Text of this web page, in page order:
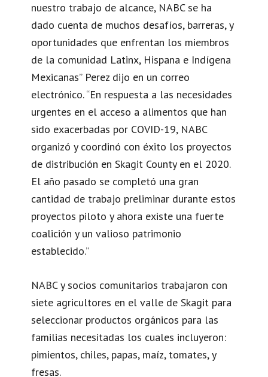
nuestro trabajo de alcance, NABC se ha
dado cuenta de muchos desafíos, barreras, y
oportunidades que enfrentan los miembros
de la comunidad Latinx, Hispana e Indígena
Mexicanas” Perez dijo en un correo
electrónico. “En respuesta a las necesidades
urgentes en el acceso a alimentos que han
sido exacerbadas por COVID-19, NABC
organizó y coordinó con éxito los proyectos
de distribución en Skagit County en el 2020.
El año pasado se completó una gran
cantidad de trabajo preliminar durante estos
proyectos piloto y ahora existe una fuerte
coalición y un valioso patrimonio
establecido.”
NABC y socios comunitarios trabajaron con
siete agricultores en el valle de Skagit para
seleccionar productos orgánicos para las
familias necesitadas los cuales incluyeron:
pimientos, chiles, papas, maíz, tomates, y
fresas.